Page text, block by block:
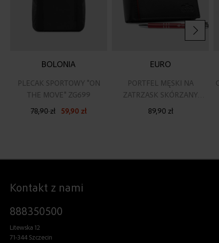
BOLONIA
PLECAK SPORTOWY "ON
THE MOVE" ZG699
59,90 zł
78,90 zł
EURO
PORTFEL MĘSKI NA
ZATRZASK SKÓRZANY
POZIOMY RFID SECURE
89,90 zł
Kontakt z nami
888350500
Litewska 12
71-344 Szczecin